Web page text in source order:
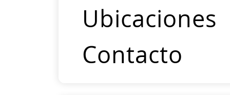
Ubicaciones
Contacto